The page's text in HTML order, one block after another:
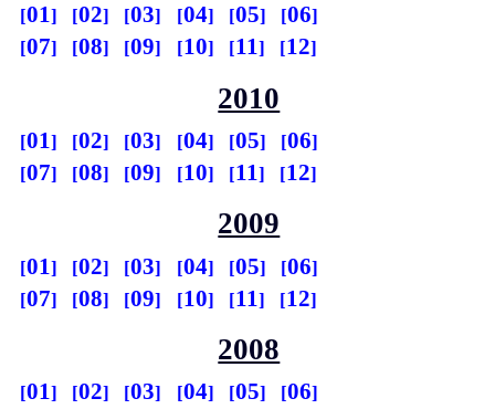
01 02 03 04 05
06
07
08 09 10 11 12
2010
01 02 03 04 05
06
07
08 09 10 11 12
2009
01 02 03 04 05
06
07
08 09 10 11 12
2008
01 02 03 04 05
06